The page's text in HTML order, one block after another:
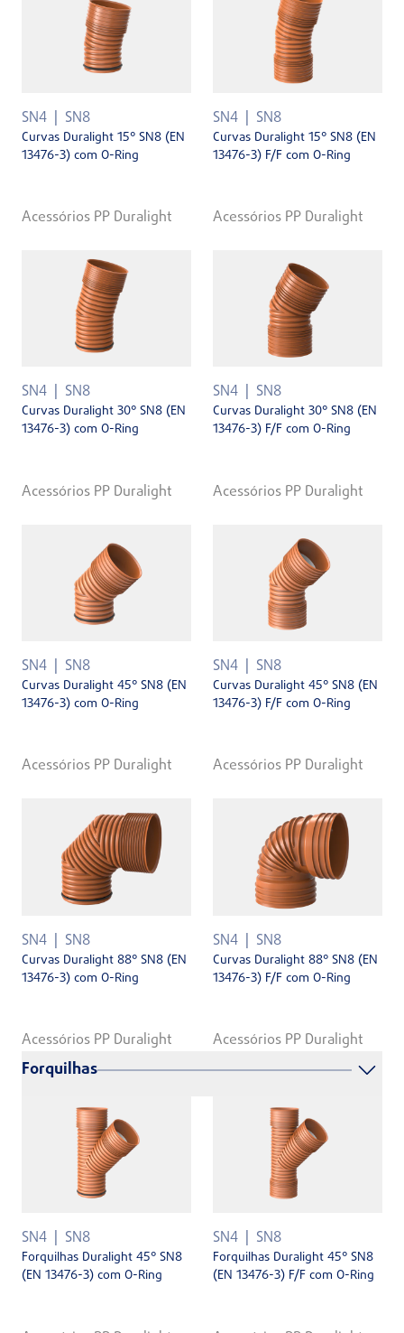
SN4 SN8
Curvas Duralight 15° SN8 (EN
13476-3) com O-Ring
Acessórios PP Duralight
SN4 SN8
Curvas Duralight 15° SN8 (EN
13476-3) F/F com O-Ring
Acessórios PP Duralight
SN4 SN8
Curvas Duralight 30° SN8 (EN
13476-3) com O-Ring
Acessórios PP Duralight
SN4 SN8
Curvas Duralight 30° SN8 (EN
13476-3) F/F com O-Ring
Acessórios PP Duralight
SN4 SN8
Curvas Duralight 45° SN8 (EN
13476-3) com O-Ring
Acessórios PP Duralight
SN4 SN8
Curvas Duralight 45° SN8 (EN
13476-3) F/F com O-Ring
Acessórios PP Duralight
SN4 SN8
Curvas Duralight 88° SN8 (EN
13476-3) com O-Ring
Acessórios PP Duralight
SN4 SN8
Curvas Duralight 88° SN8 (EN
13476-3) F/F com O-Ring
Acessórios PP Duralight
Forquilhas
SN4 SN8
Forquilhas Duralight 45° SN8
(EN 13476-3) com O-Ring
SN4 SN8
Forquilhas Duralight 45° SN8
(EN 13476-3) F/F com O-Ring